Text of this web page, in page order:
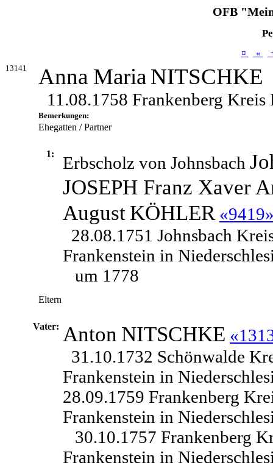
OFB
¤ «
13141 Anna MariaNITSCHKE
11.08.1758 Frankenberg
Bemerkungen:
Ehegatten / Partner
1: Erbscholz von Johnsbach
JOSEPH Franz Xaver
August KÖHLER
28.08.1751 Johnsbach
Frankenstein in
um 1778
Eltern
Vater: Anton NITSCHKE
31.10.1732 Schönwalde
Frankenstein in
28.09.1759 Frankenberg
Frankenstein in
30.10.1757 Frankenberg
Frankenstein in